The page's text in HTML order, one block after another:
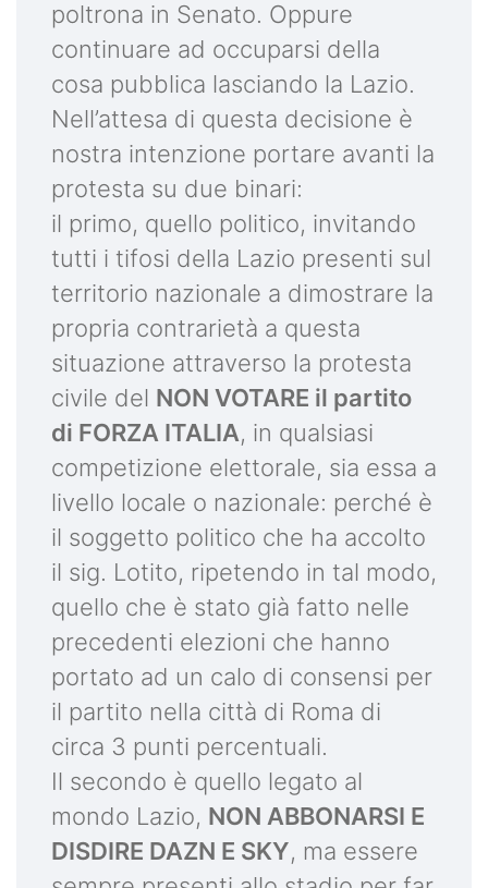
poltrona in Senato. Oppure
continuare ad occuparsi della
cosa pubblica lasciando la Lazio.
Nell’attesa di questa decisione è
nostra intenzione portare avanti la
protesta su due binari:
il primo, quello politico, invitando
tutti i tifosi della Lazio presenti sul
territorio nazionale a dimostrare la
propria contrarietà a questa
situazione attraverso la protesta
civile del NON VOTARE il partito
di FORZA ITALIA, in qualsiasi
competizione elettorale, sia essa a
livello locale o nazionale: perché è
il soggetto politico che ha accolto
il sig. Lotito, ripetendo in tal modo,
quello che è stato già fatto nelle
precedenti elezioni che hanno
portato ad un calo di consensi per
il partito nella città di Roma di
circa 3 punti percentuali.
Il secondo è quello legato al
mondo Lazio, NON ABBONARSI E
DISDIRE DAZN E SKY, ma essere